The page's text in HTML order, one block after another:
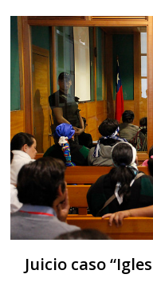
Juicio caso